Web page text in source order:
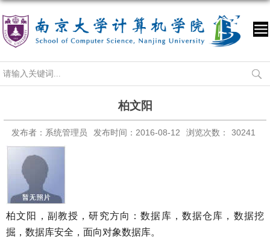
柏文阳
发布者：系统管理员 发布时间：2016-08-12 浏览次数： 30241
柏文阳，副教授，研究方向：数据库，数据仓库，数据挖
掘，数据库安全，面向对象数据库。